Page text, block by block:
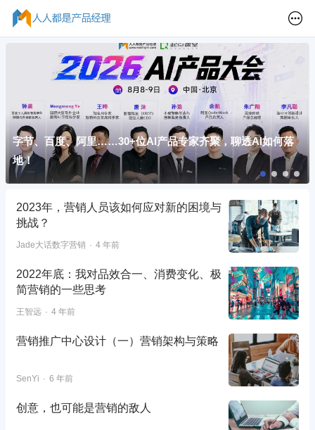
字节、百度、阿里……30+位AI产品专家齐聚，聊透AI如何落
地！
2023年，营销人员该如何应对新的困境与
挑战？
Jade大话数字营销 4 年前
2022年底：我对品效合一、消费变化、极
简营销的一些思考
王智远 4 年前
营销推广中心设计（一）营销架构与策略
SenYi 6 年前
创意，也可能是营销的敌人